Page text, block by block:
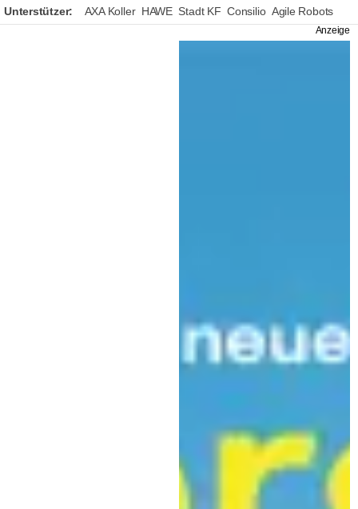
Unterstützer: AXA Koller HAWE Stadt KF Consilio Agile Robots